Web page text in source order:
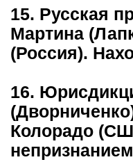
15. Русская
Мартина
(Россия).
16.
Колорадо